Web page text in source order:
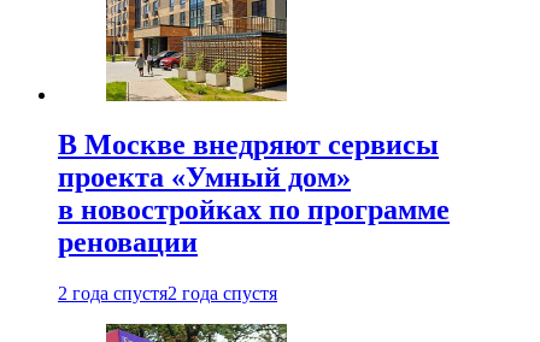
В Москве внедряют сервисы
проекта «Умный дом»
в новостройках по программе
реновации
2 года спустя2 года спустя